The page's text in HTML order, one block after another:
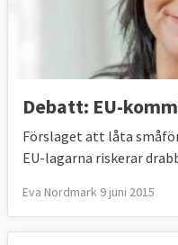
Debatt: EU-
Förslaget att låta
EU-lagarna riskerar
Eva Nordmark 9 juni 2015